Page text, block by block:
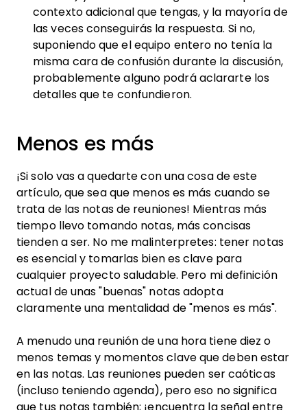
contexto adicional que tengas, y la mayoría de
las veces conseguirás la respuesta. Si no,
suponiendo que el equipo entero no tenía la
misma cara de confusión durante la discusión,
probablemente alguno podrá aclararte los
detalles que te confundieron.
Menos es más
¡Si solo vas a quedarte con una cosa de este
artículo, que sea que menos es más cuando se
trata de las notas de reuniones! Mientras más
tiempo llevo tomando notas, más concisas
tienden a ser. No me malinterpretes: tener notas
es esencial y tomarlas bien es clave para
cualquier proyecto saludable. Pero mi definición
actual de unas "buenas" notas adopta
claramente una mentalidad de "menos es más".
A menudo una reunión de una hora tiene diez o
menos temas y momentos clave que deben estar
en las notas. Las reuniones pueden ser caóticas
(incluso teniendo agenda), pero eso no significa
que tus notas también; ¡encuentra la señal entre